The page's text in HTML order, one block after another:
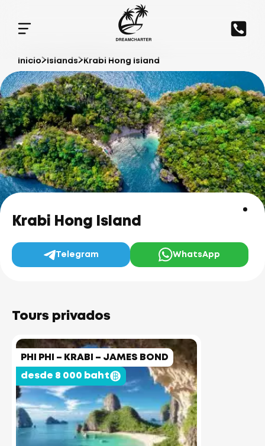
Inicio Islands Krabi Hong Island
Krabi Hong Island
Telegram WhatsApp
Tours privados
PHI PHI – KRABI – JAMES BOND
desde 8 000 baht